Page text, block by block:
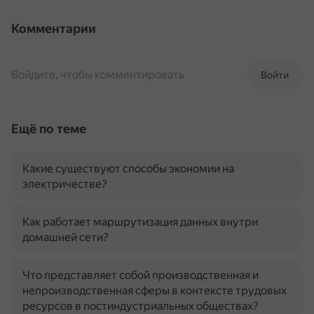
Комментарии
Войти
Войдите, чтобы комментировать
Ещё по теме
Какие существуют способы экономии на
электричестве?
Как работает маршрутизация данных внутри
домашней сети?
Что представляет собой производственная и
непроизводственная сферы в контексте трудовых
ресурсов в постиндустриальных обществах?